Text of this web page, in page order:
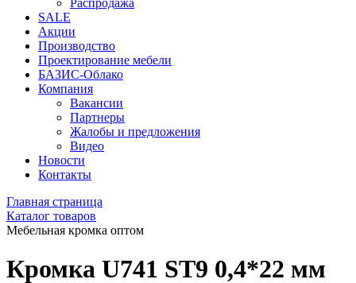
Распродажа
SALE
Акции
Производство
Проектирование мебели
БАЗИС-Облако
Компания
Вакансии
Партнеры
Жалобы и предложения
Видео
Новости
Контакты
Главная страница
Каталог товаров
Мебельная кромка оптом
Кромка U741 ST9 0,4*22 мм